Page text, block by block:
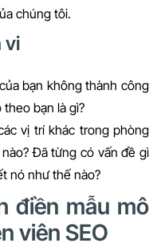
chúng tôi.
vi
bạn không thành công
bạn là gì?
vị trí khác trong phòng
Đã từng có vấn đề gì
nó như thế nào?
điền mẫu mô
viên SEO